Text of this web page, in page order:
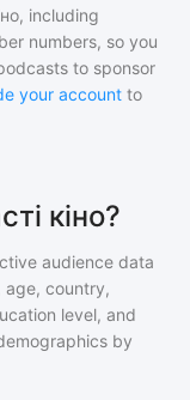
, including
numbers, so you
to sponsor
your account to
кіно?
audience data
age, country,
level, and
by